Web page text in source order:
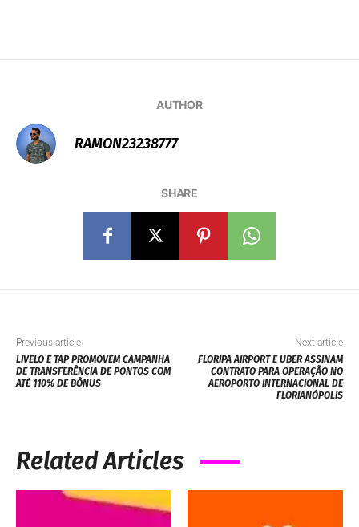
AUTHOR
RAMON23238777
SHARE
Previous article
LIVELO E TAP PROMOVEM CAMPANHA
DE TRANSFERÊNCIA DE PONTOS COM
ATÉ 110% DE BÔNUS
Next article
FLORIPA AIRPORT E UBER ASSINAM
CONTRATO PARA OPERAÇÃO NO
AEROPORTO INTERNACIONAL DE
FLORIANÓPOLIS
Related Articles